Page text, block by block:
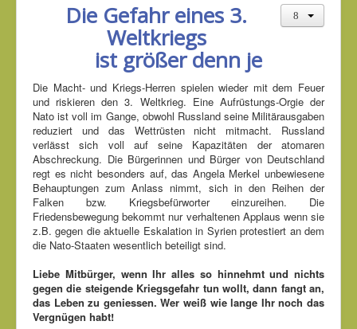
Die Gefahr eines 3.
Weltkriegs
ist größer denn je
Die Macht- und Kriegs-Herren spielen wieder mit dem Feuer
und riskieren den 3. Weltkrieg. Eine Aufrüstungs-Orgie der
Nato ist voll im Gange, obwohl Russland seine Militärausgaben
reduziert und das Wettrüsten nicht mitmacht. Russland
verlässt sich voll auf seine Kapazitäten der atomaren
Abschreckung. Die Bürgerinnen und Bürger von Deutschland
regt es nicht besonders auf, das Angela Merkel unbewiesene
Behauptungen zum Anlass nimmt, sich in den Reihen der
Falken bzw. Kriegsbefürworter einzureihen. Die
Friedensbewegung bekommt nur verhaltenen Applaus wenn sie
z.B. gegen die aktuelle Eskalation in Syrien protestiert an dem
die Nato-Staaten wesentlich beteiligt sind.
Liebe Mitbürger, wenn Ihr alles so hinnehmt und nichts
gegen die steigende Kriegsgefahr tun wollt, dann fangt an,
das Leben zu geniessen. Wer weiß wie lange Ihr noch das
Vergnügen habt!